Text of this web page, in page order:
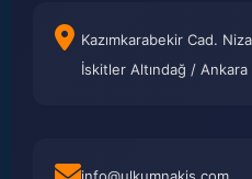
Kazımkarabekir Cad.
İskitler Altındağ / Ankara